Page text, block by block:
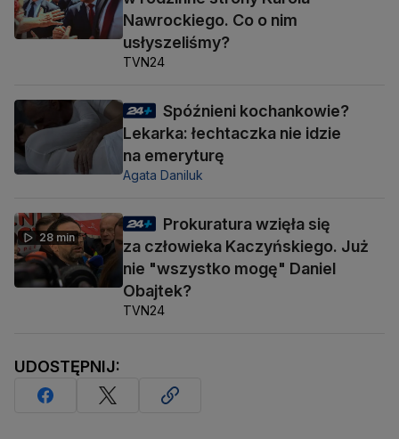
Nawrockiego. Co o nim
usłyszeliśmy?
TVN24
Spóźnieni kochankowie?
Lekarka: łechtaczka nie idzie
na emeryturę
Agata Daniluk
28 min
Prokuratura wzięła się
za człowieka Kaczyńskiego. Już
nie "wszystko mogę" Daniel
Obajtek?
TVN24
UDOSTĘPNIJ: